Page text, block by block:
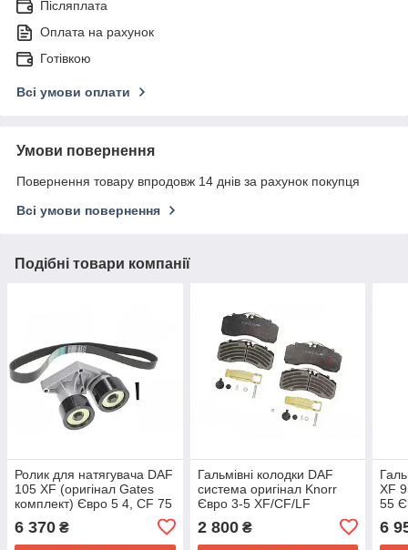
Післяплата
Оплата на рахунок
Готівкою
Всі умови оплати
Умови повернення
Повернення товару впродовж 14 днів за рахунок покупця
Всі умови повернення
Подібні товари компанії
Ролик для натягувача DAF
105 XF (оригінал Gates
комплект) Євро 5 4, CF 75
85 MX265-MX375 10.05-
1896760
6 370 ₴
Гальмівні колодки DAF
система оригінал Knorr
Євро 3-5 XF/CF/LF
K046771K50
2 800₴
XF
55
6